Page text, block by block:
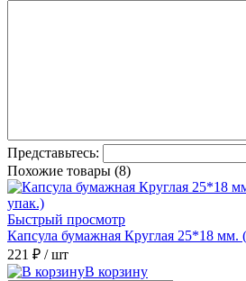
Представьтесь:
Похожие товары (8)
Быстрый просмотр
Капсула бумажная Круглая 25*18 мм.
221 ₽ / шт
В корзину